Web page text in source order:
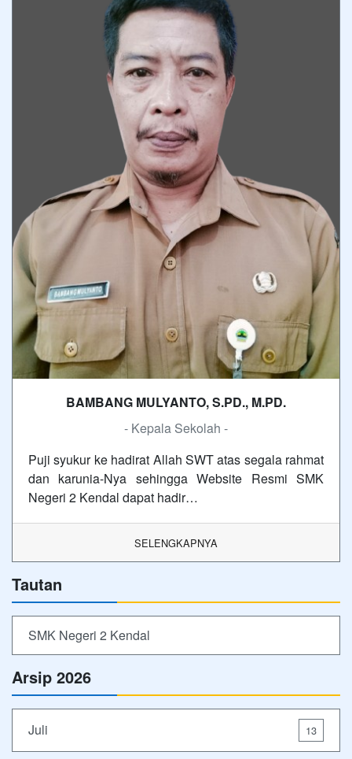
BAMBANG MULYANTO, S.PD., M.PD.
- Kepala Sekolah -
Puji syukur ke hadirat Allah SWT atas segala rahmat
dan karunia-Nya sehingga Website Resmi SMK
Negeri 2 Kendal dapat hadir…
SELENGKAPNYA
Tautan
SMK Negeri 2 Kendal
Arsip 2026
Juli 13